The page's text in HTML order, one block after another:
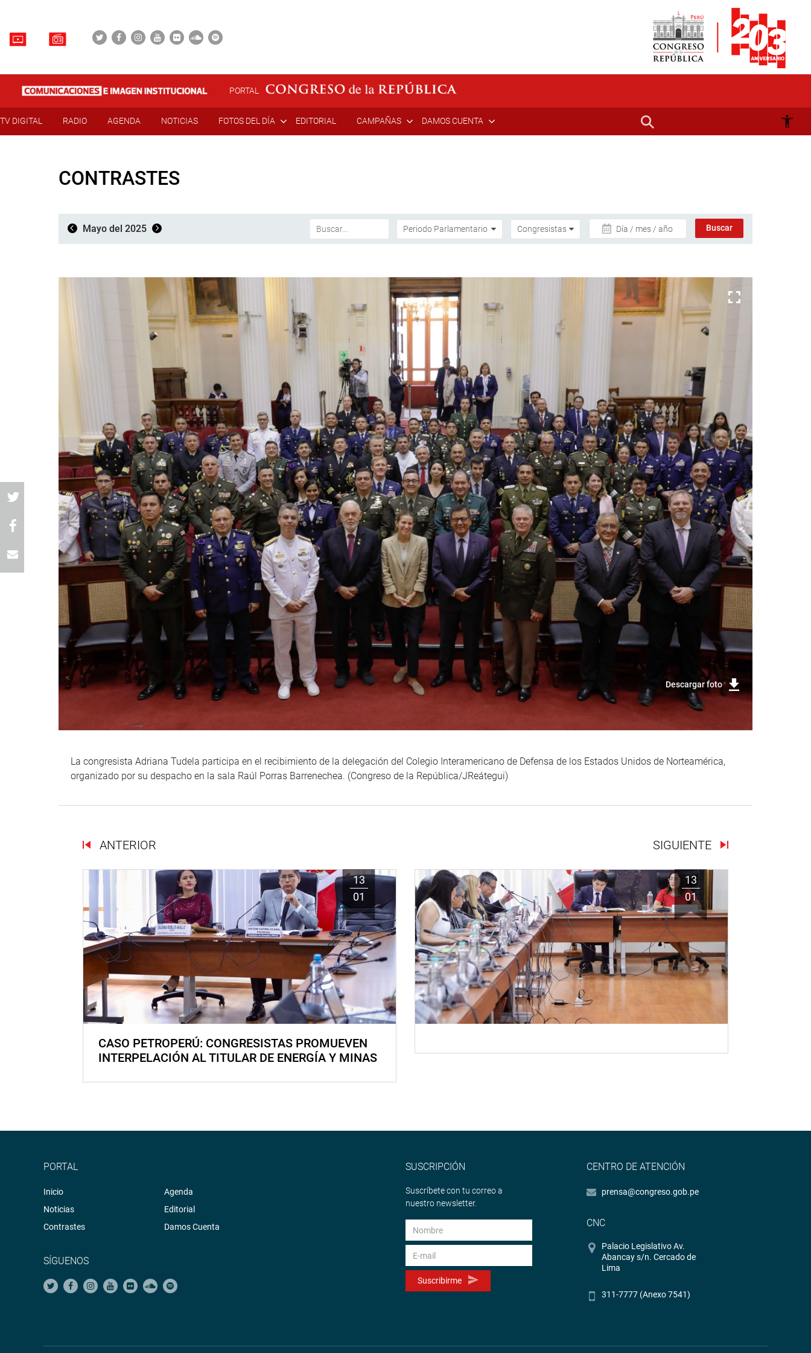
PORTAL
TV DIGITAL RADIO AGENDA NOTICIAS FOTOS DEL DÍA EDITORIAL CAMPAÑAS DAMOS CUENTA
CONTRASTES
Mayo del 2025 Día / mes / año
Descargar foto
La congresista Adriana Tudela participa en el recibimiento de la delegación del Colegio Interamericano de Defensa de los Estados Unidos de Norteamérica,
organizado por su despacho en la sala Raúl Porras Barrenechea. (Congreso de la República/JReátegui)
ANTERIOR SIGUIENTE
13
01
CASO PETROPERÚ: CONGRESISTAS PROMUEVEN
INTERPELACIÓN AL TITULAR DE ENERGÍA Y MINAS
13
01
PORTAL
Inicio
Noticias
Contrastes
Agenda
Editorial
Damos Cuenta
SÍGUENOS
SUSCRIPCIÓN
Suscríbete con tu correo a
nuestro newsletter.
Suscribirme
CENTRO DE ATENCIÓN
prensa@congreso.gob.pe
CNC
Palacio Legislativo Av.
Abancay s/n. Cercado de
Lima
311-7777 (Anexo 7541)